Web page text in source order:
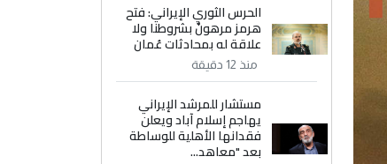
الحرس الثوري الإيراني: فتح
هرمز مرهونٌ بشروطنا ولا
علاقة له بمحادثات عُمان
منذ 12 دقيقة
مستشار للمرشد الإيراني
يهاجم إسلام آباد ويعلن
فقدانها الأهلية للوساطة
بعد "معاهد...